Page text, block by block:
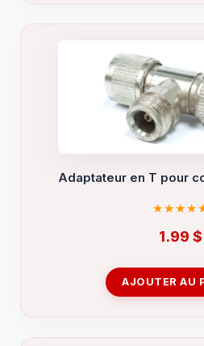
Adaptateur en T pour
1.99 $
AJOUTER AU